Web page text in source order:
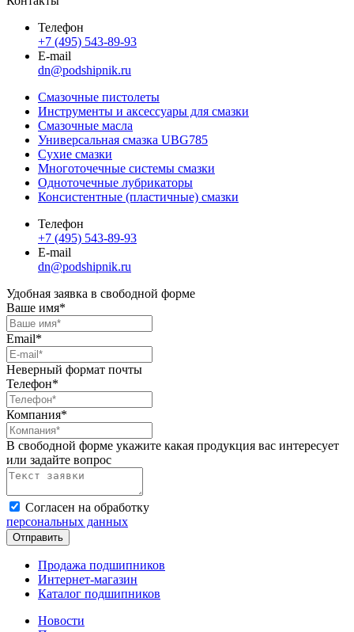
Телефон
+7 (495) 543-89-93
E-mail
dn@podshipnik.ru
Смазочные пистолеты
Инструменты и аксессуары для смазки
Смазочные масла
Универсальная смазка UBG785
Сухие смазки
Многоточечные системы смазки
Одноточечные лубрикаторы
Консистентные (пластичные) смазки
Телефон
+7 (495) 543-89-93
E-mail
dn@podshipnik.ru
Удобная заявка в свободной форме
Ваше имя*
Email*
Неверный формат почты
Телефон*
Компания*
В свободной форме укажите какая продукция вас интересует
или задайте вопрос
Согласен на обработку
персональных данных
Продажа подшипников
Интернет-магазин
Каталог подшипников
Новости